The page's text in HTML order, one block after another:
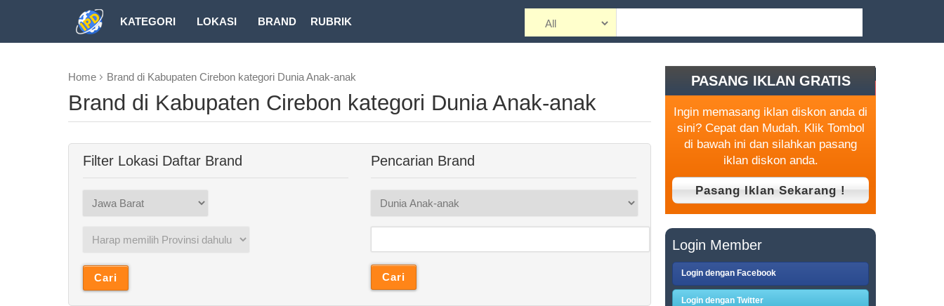
KATEGORI LOKASI BRAND RUBRIK
Home
Brand di Kabupaten Cirebon kategori Dunia Anak-anak
Brand di Kabupaten Cirebon kategori Dunia Anak-anak
Filter Lokasi Daftar Brand Pencarian Brand
PASANG IKLAN GRATIS
Ingin memasang iklan diskon anda di
sini? Cepat dan Mudah. Klik Tombol
di bawah ini dan silahkan pasang
iklan diskon anda.
Login Member
Login dengan Facebook
Login dengan Twitter